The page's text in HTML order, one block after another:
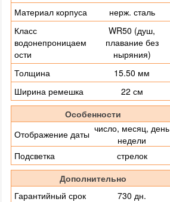
Материал корпуса
нерж. сталь
Класс
водонепроницаем
ости
WR50 (душ,
плавание без
ныряния)
Толщина
15.50 мм
Ширина ремешка
22 см
Особенности
Отображение даты число, месяц, день
недели
Подсветка
стрелок
Дополнительно
Гарантийный срок
730 дн.